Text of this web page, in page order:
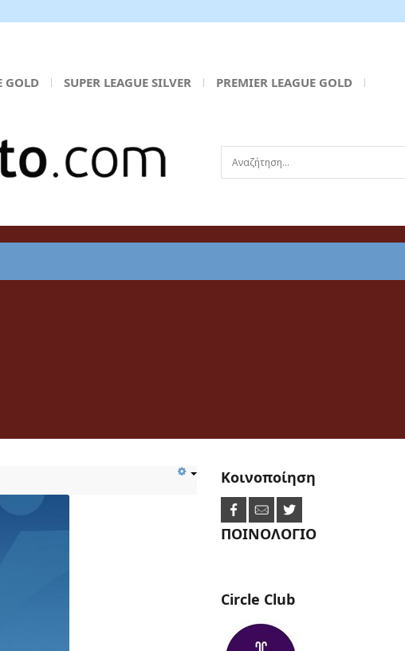
GOLD SUPER LEAGUE SILVER
PREMIER LEAGUE GOLD
Αναζήτηση...
Κοινοποίηση
ΠΟΙΝΟΛΟΓΙΟ
Circle Club